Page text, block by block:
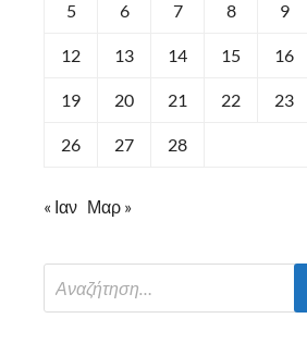
5 6 7 8 9
12 13 14 15 16
19 20 21 22 23
26 27 28
« Ιαν Μαρ »